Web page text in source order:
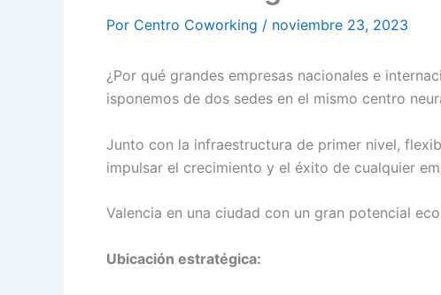
Por Centro Coworking / noviembre 23, 2023
¿Por qué grandes empresas nacionales e
isponemos de dos sedes en el mismo centro
Junto con la infraestructura de primer nivel,
impulsar el crecimiento y el éxito de cualquier
Valencia en una ciudad con un gran potencial
Ubicación estratégica: